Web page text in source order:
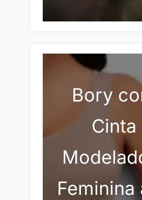
Bory
Cinta
Feminina